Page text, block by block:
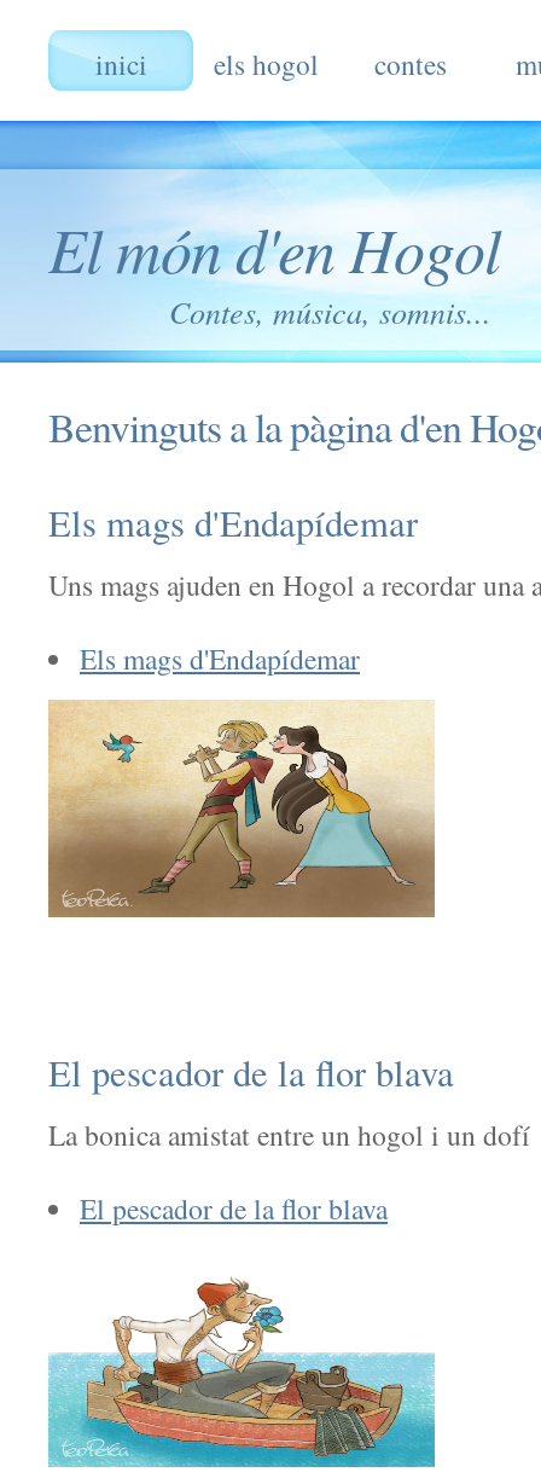
inici els hogol contes
El món d'en Hogol
Contes, música, somnis...
Benvinguts a la pàgina d'en
Els mags d'Endapídemar
Uns mags ajuden en Hogol a recordar una
Els mags d'Endapídemar
El pescador de la flor blava
La bonica amistat entre un hogol i un dofí
El pescador de la flor blava